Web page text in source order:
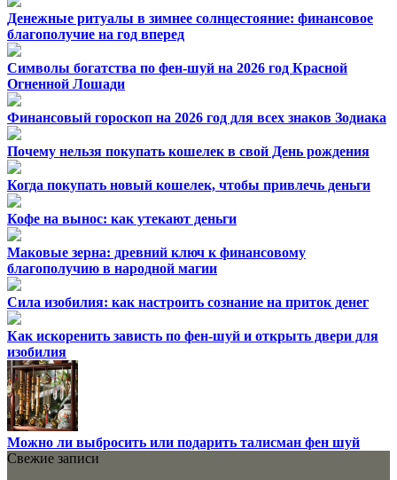
Денежные ритуалы в зимнее солнцестояние: финансовое
благополучие на год вперед
Символы богатства по фен-шуй на 2026 год Красной
Огненной Лошади
Финансовый гороскоп на 2026 год для всех знаков Зодиака
Почему нельзя покупать кошелек в свой День рождения
Когда покупать новый кошелек, чтобы привлечь деньги
Кофе на вынос: как утекают деньги
Маковые зерна: древний ключ к финансовому
благополучию в народной магии
Сила изобилия: как настроить сознание на приток денег
Как искоренить зависть по фен-шуй и открыть двери для
изобилия
Можно ли выбросить или подарить талисман фен шуй
Свежие записи